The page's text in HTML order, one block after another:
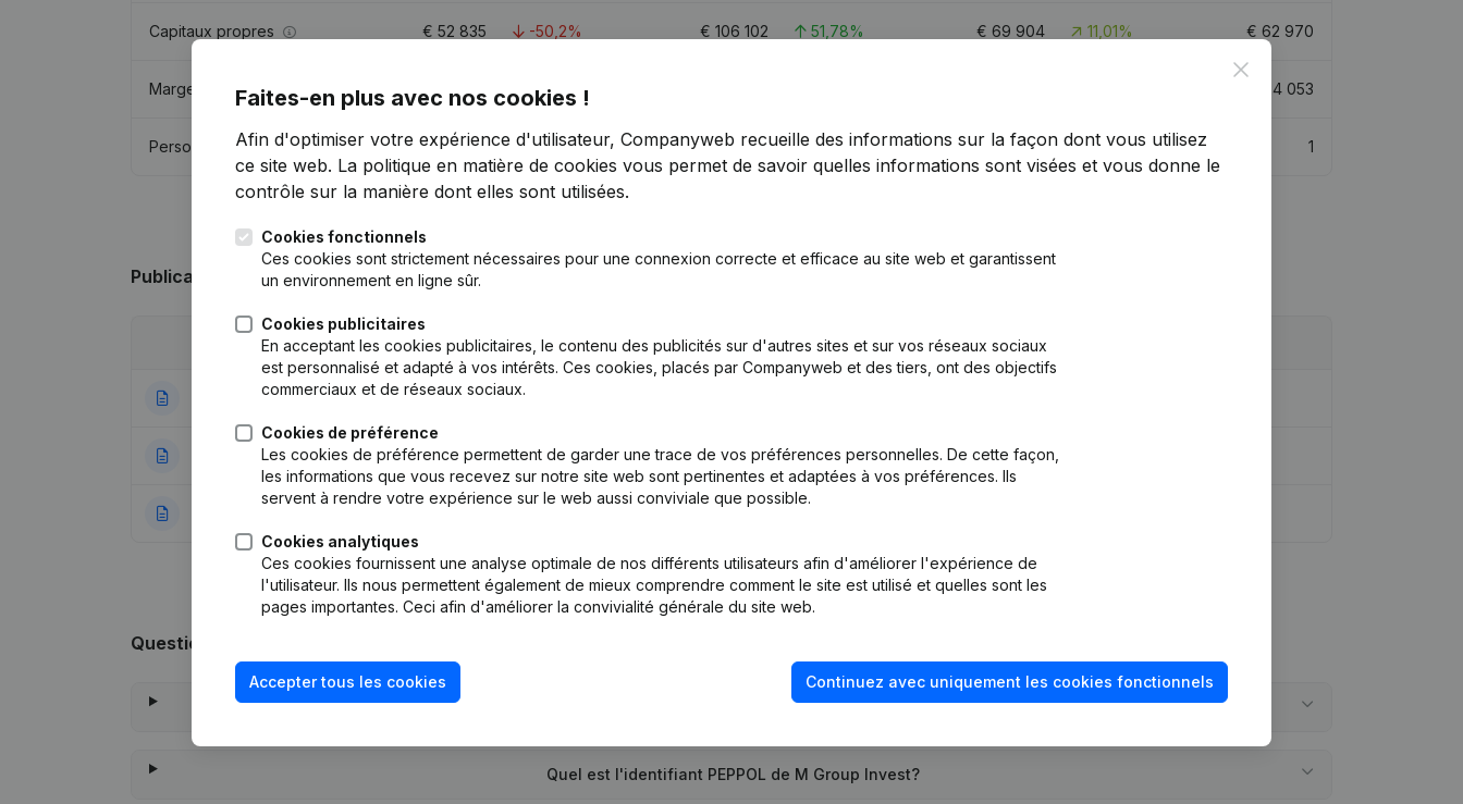
Capitaux propres € 52 835 -50,2% € 106 102 51,78% € 69 904 11,01% € 62 970
Marge brute -43,81% 24 053
Personnel 1 1 1 1
Publications de MGI
Publication
24-05-2024 Demissions, Nominations
13-11-2023 Siège Social
Rubrique Constitution (Nouvelle Personne Morale, Ouverture Succursale, etc...)
Questions fréquemment posées
Quel est le numéro de TVA de M Group Invest?
Quel est l'identifiant PEPPOL de M Group Invest?
Close
Faites-en plus avec nos cookies !
Afin d'optimiser votre expérience d'utilisateur, Companyweb recueille des informations sur la façon dont vous utilisez
ce site web. La politique en matière de cookies vous permet de savoir quelles informations sont visées et vous donne le
contrôle sur la manière dont elles sont utilisées.
Cookies fonctionnels
Ces cookies sont strictement nécessaires pour une connexion correcte et efficace au site web et garantissent
un environnement en ligne sûr.
Cookies publicitaires
En acceptant les cookies publicitaires, le contenu des publicités sur d'autres sites et sur vos réseaux sociaux
est personnalisé et adapté à vos intérêts. Ces cookies, placés par Companyweb et des tiers, ont des objectifs
commerciaux et de réseaux sociaux.
Cookies de préférence
Les cookies de préférence permettent de garder une trace de vos préférences personnelles. De cette façon,
les informations que vous recevez sur notre site web sont pertinentes et adaptées à vos préférences. Ils
servent à rendre votre expérience sur le web aussi conviviale que possible.
Cookies analytiques
Ces cookies fournissent une analyse optimale de nos différents utilisateurs afin d'améliorer l'expérience de
l'utilisateur. Ils nous permettent également de mieux comprendre comment le site est utilisé et quelles sont les
pages importantes. Ceci afin d'améliorer la convivialité générale du site web.
Accepter tous les cookies Continuez avec uniquement les cookies fonctionnels